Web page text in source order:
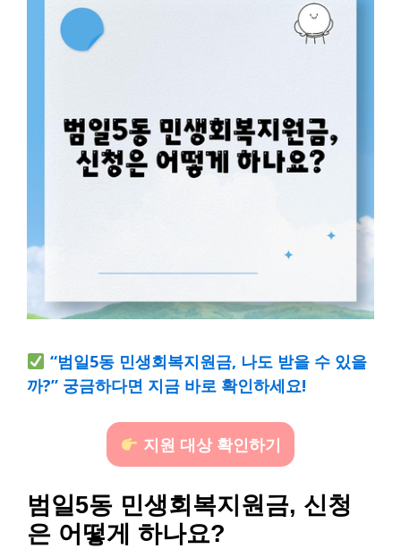
“범일5동 민생회복지원금, 나도 받을 수 있을
까?” 궁금하다면 지금 바로 확인하세요!
지원 대상 확인하기
범일5동 민생회복지원금, 신청
은 어떻게 하나요?